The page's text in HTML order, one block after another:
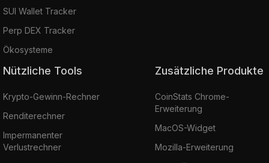
SUI Wallet Tracker
Perp DEX Tracker
Ökosysteme
Nützliche Tools
Krypto-Gewinn-Rechner
Renditerechner
Impermanenter
Verlustrechner
Zusätzliche Produkte
CoinStats Chrome-
Erweiterung
MacOS-Widget
Mozilla-Erweiterung